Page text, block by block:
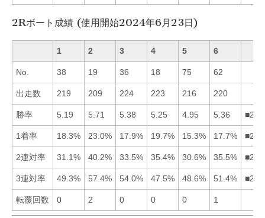
2Rボート成績 (使用開始2024年6月23日)
1 2 3 4 5 6
No. 38 19 36 18 75 62
出走数 219 209 224 223 216 220
勝率 5.19 5.71 5.38 5.25 4.95 5.36
1着率 18.3% 23.0% 17.9% 19.7% 15.3% 17.7%
2連対率 31.1% 40.2% 33.5% 35.4% 30.6% 35.5%
3連対率 49.3% 57.4% 54.0% 47.5% 48.6% 51.4%
転覆回数 0 2 0 0 0 1